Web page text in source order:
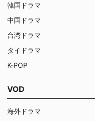
韓国ドラマ
中国ドラマ
台湾ドラマ
タイドラマ
K-POP
VOD
海外ドラマ